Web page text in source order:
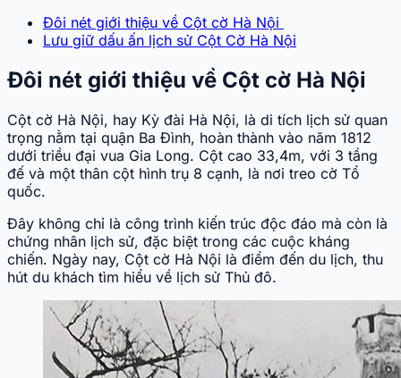
Đôi nét giới thiệu về Cột cờ Hà Nội
Lưu giữ dấu ấn lịch sử Cột Cờ Hà Nội
Đôi nét giới thiệu về Cột cờ Hà Nội
Cột cờ Hà Nội, hay Kỳ đài Hà Nội, là di tích lịch sử quan
trọng nằm tại quận Ba Đình, hoàn thành vào năm 1812
dưới triều đại vua Gia Long. Cột cao 33,4m, với 3 tầng
đế và một thân cột hình trụ 8 cạnh, là nơi treo cờ Tổ
quốc.
Đây không chỉ là công trình kiến trúc độc đáo mà còn là
chứng nhân lịch sử, đặc biệt trong các cuộc kháng
chiến. Ngày nay, Cột cờ Hà Nội là điểm đến du lịch, thu
hút du khách tìm hiểu về lịch sử Thủ đô.